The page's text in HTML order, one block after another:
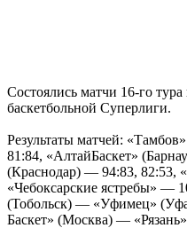
Состоялись матчи 16-го
баскетбольной Суперлиги.
Результаты матчей:
81:84, «АлтайБаскет»
(Краснодар) — 94:83, 82:53,
«Чебоксарские ястребы» —
(Тобольск) — «Уфимец»
Баскет» (Москва) —